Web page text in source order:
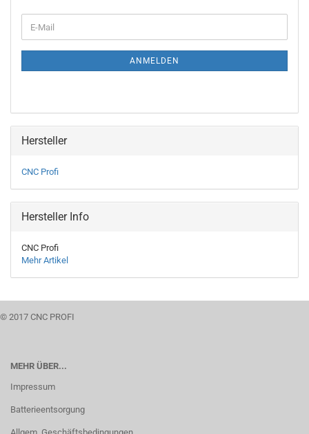
ZUR
E-
Mail
ANMELDEN
Hersteller
CNC Profi
Hersteller Info
CNC Profi
Mehr Artikel
© 2017 CNC PROFI
MEHR ÜBER...
Impressum
Batterieentsorgung